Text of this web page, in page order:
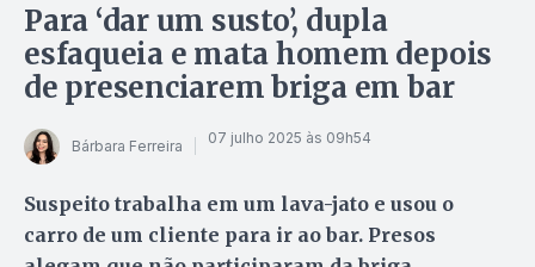
Para ‘dar um susto’, dupla
esfaqueia e mata homem depois
de presenciarem briga em bar
Bárbara Ferreira 07 julho 2025 às 09h54
Suspeito trabalha em um lava-jato e usou o
carro de um cliente para ir ao bar. Presos